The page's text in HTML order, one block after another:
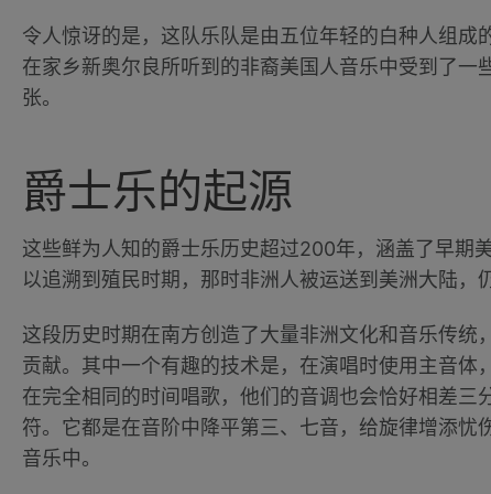
令人惊讶的是，这队乐队是由五位年轻的白种人组成
在家乡新奥尔良所听到的非裔美国人音乐中受到了
张。
爵士乐的起源
这些鲜为人知的爵士乐历史超过200年，涵盖了早期
以追溯到殖民时期，那时非洲人被运送到美洲大陆，
这段历史时期在南方创造了大量非洲文化和音乐传
贡献。其中一个有趣的技术是，在演唱时使用主音体
在完全相同的时间唱歌，他们的音调也会恰好相差
符。它都是在音阶中降平第三、七音，给旋律增添
音乐中。